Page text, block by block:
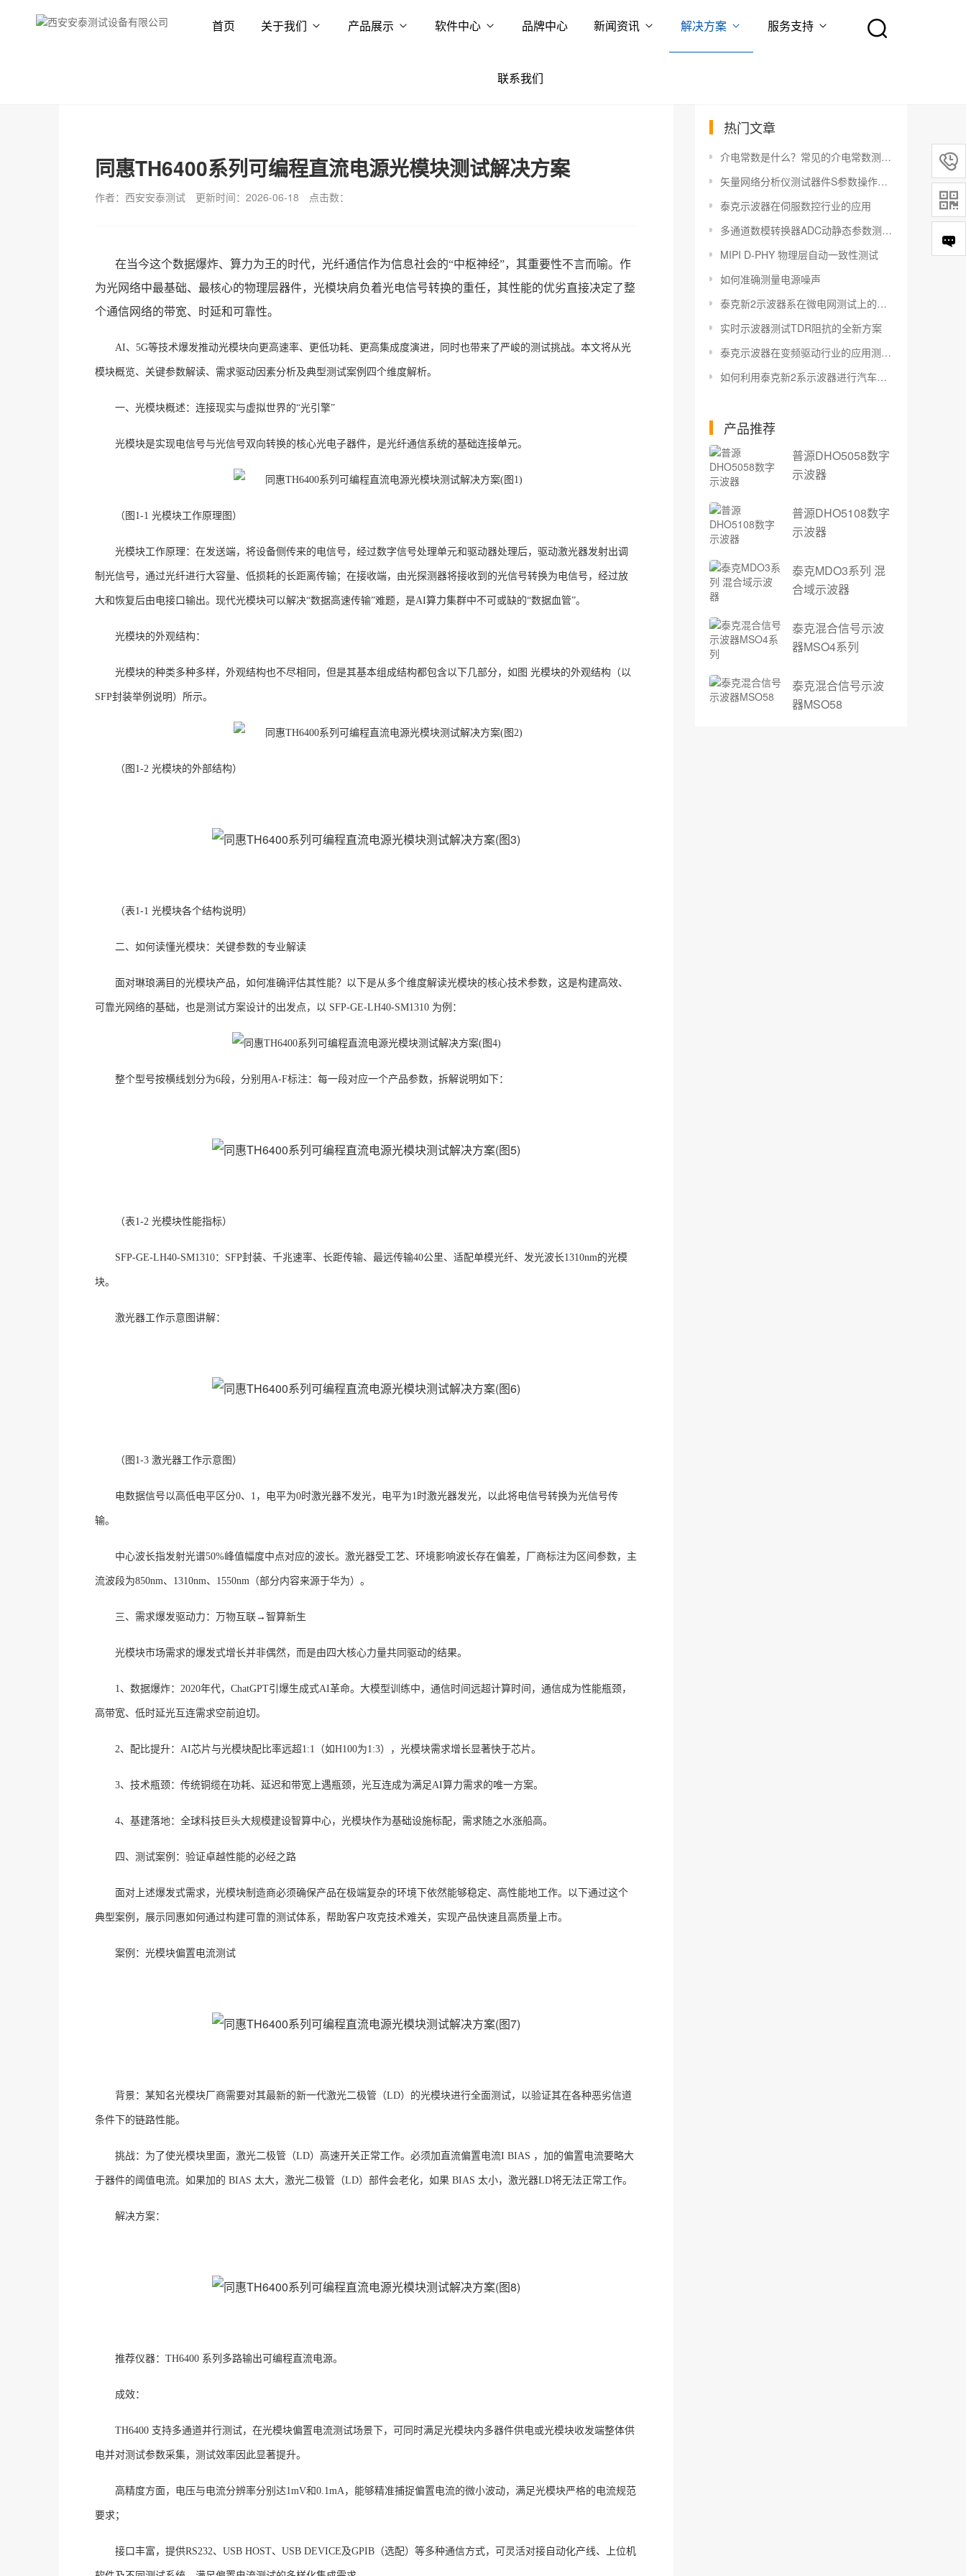
首页 关于我们 产品展示 软件中心 品牌中心 新闻资讯 解决方案 服务支持
联系我们
同惠TH6400系列可编程直流电源光模块测试解决方案
作者：西安安泰测试 更新时间：2026-06-18 点击数：
在当今这个数据爆炸、算力为王的时代，光纤通信作为信息社会的“中枢神经”，其重要性不言而喻。作
为光网络中最基础、最核心的物理层器件， 光模块肩负着光电信号转换的重任，其性能的优劣直接决定了整
个通信网络的带宽、时延和可靠性。
AI、5G等技术爆发推动光模块向更高速率、更低功耗、更高集成度演进，同时也带来了严峻的测试挑战。 本文将从光
模块概览、关键参数解读、需求驱动因素分析及典型测试案例四个维度解析。
一、光模块概述：连接现实与虚拟世界的“光引擎”
光模块是实现电信号与光信号双向转换的核心光电子器件，是光纤通信系统的基础连接单元。
（图 1-1 光模块工作原理图）
光模块工作原理 ：在发送端，将设备侧传来的电信号，经过数字信号处理单元和驱动器处理后，驱动激光器发射出调
制光信号，通过光纤进行大容量、低损耗的长距离传输；在接收端，由光探测器将接收到的光信号转换为电信号，经过放
大和恢复后由电接口输出。现代光模块可以解决“数据高速传输”难题，是AI算力集群中不可或缺的“数据血管”。
光模块的外观结构：
光模块的种类多种多样，外观结构也不尽相同，但是其基本组成结构都包含以下几部分， 如图 光模块的外观结构（以
SFP封装举例说明） 所示。
（图 1-2 光模块的外部结构）
（表1-1 光模块各个结构说明）
二、如何读懂光模块： 关键参数的专业解读
面对琳琅满目的光模块产品，如何准确评估其性能？以下是从多个维度解读光模块的核心技术参数，这是构建高效、
可靠光网络的基础，也是测试方案设计的出发点，以 SFP-GE-LH40-SM1310 为例：
整个型号按横线划分为6段，分别用A-F标注：每一段对应一个产品参数，拆解说明如下：
（表1-2 光模块性能指标）
SFP-GE-LH40-SM1310： SFP封装、千兆速率、长距传输、最远传输40公里、适配单模光纤、发光波长1310nm的光模
块。
激光器工作示意图讲解：
（图 1-3 激光器工作示意图）
电数据信号以高低电平区分0、1，电平为0时激光器不发光，电平为1时激光器发光，以此将电信号转换为光信号传
输。
中心波长指发射光谱50%峰值幅度中点对应的波长。激光器受工艺、环境影响波长存在偏差，厂商标注为区间参数，主
流波段为850nm、1310nm、1550nm（部分内容来源于华为）。
三、需求爆发驱动力：万物互联→智算新生
光模块市场需求的爆发式增长并非偶然，而是由四大核心力量共同驱动的结果。
1、数据爆炸： 2020年代，ChatGPT引爆生成式AI革命。大模型训练中，通信时间远超计算时间，通信成为性能瓶颈，
高带宽、低时延光互连需求空前迫切。
2、配比提升： AI芯片与光模块配比率远超1:1（如H100为1:3），光模块需求增长显著快于芯片。
3、 技术瓶颈： 传统铜缆在功耗、延迟和带宽上遇瓶颈，光互连成为满足AI算力需求的唯一方案。
4、基建落地： 全球科技巨头大规模建设智算中心，光模块作为基础设施标配，需求随之水涨船高。
四、测试案例：验证卓越性能的必经之路
面对上述爆发式需求，光模块制造商必须确保产品在极端复杂的环境下依然能够稳定、高性能地工作。以下通过这个
典型案例，展示同惠如何通过构建可靠的测试体系，帮助客户攻克技术难关，实现产品快速且高质量上市。
案例：光模块偏置电流测试
背景： 某知名光模块厂商需要对其最新的新一代激光二极管（LD）的光模块进行全面测试，以验证其在各种恶劣信道
条件下的链路性能。
挑战： 为了使光模块里面，激光二极管（LD）高速开关正常工作。必须加直流偏置电流I BIAS ，加的偏置电流要略大
于器件的阈值电流。如果加的 BIAS 太大，激光二极管（LD）部件会老化，如果 BIAS 太小，激光器LD将无法正常工作。
解决方案：
推荐仪器： TH6400 系列多路输出可编程直流电源。
成效：
TH6400 支持多通道并行测试，在光模块偏置电流测试场景下，可同时满足光模块内多器件供电或光模块收发端整体供
电并对测试参数采集，测试效率因此显著提升。
高精度方面，电压与电流分辨率分别达1mV和0.1mA，能够精准捕捉偏置电流的微小波动，满足光模块严格的电流规范
要求；
接口丰富，提供RS232、USB HOST、USB DEVICE及GPIB（选配）等多种通信方式，可灵活对接自动化产线、上位机
热门文章
介电常数是什么？常见的介电常数测量方法有哪些？
矢量网络分析仪测试器件S参数操作指南
泰克示波器在伺服数控行业的应用
​多通道数模转换器ADC动静态参数测试解决方案
MIPI D-PHY 物理层自动一致性测试
如何准确测量电源噪声
泰克新2示波器系在微电网测试上的应用
实时示波器测试TDR阻抗的全新方案
泰克示波器在变频驱动行业的应用测试方案
如何利用泰克新2系示波器进行汽车总线触发解码分析？
产品推荐
普源DHO5058数字
示波器
普源DHO5108数字
示波器
泰克MDO3系列 混
合域示波器
泰克混合信号示波
器MSO4系列
泰克混合信号示波
器MSO58

